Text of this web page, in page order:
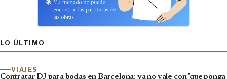
LO ÚLTIMO
VIAJES
Contratar DJ para bodas en Barcelona: ya no vale con 'que ponga